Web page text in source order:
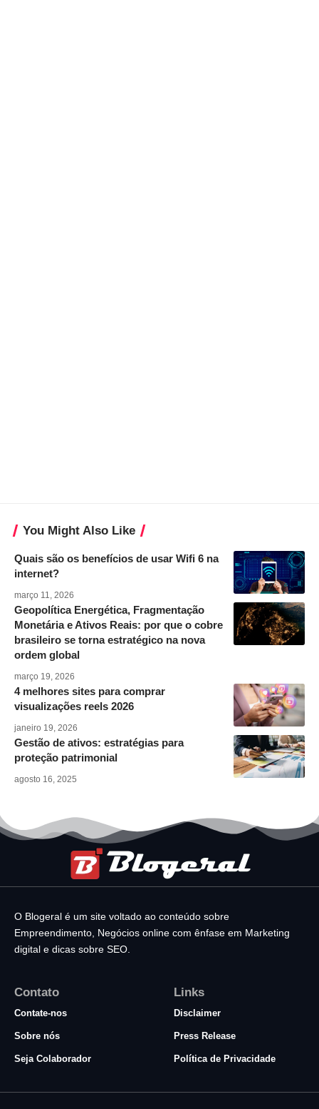
You Might Also Like
Quais são os benefícios de usar Wifi 6 na
internet?
março 11, 2026
Geopolítica Energética, Fragmentação
Monetária e Ativos Reais: por que o cobre
brasileiro se torna estratégico na nova
ordem global
março 19, 2026
4 melhores sites para comprar
visualizações reels 2026
janeiro 19, 2026
Gestão de ativos: estratégias para
proteção patrimonial
agosto 16, 2025
O Blogeral é um site voltado ao conteúdo sobre
Empreendimento, Negócios online com ênfase em Marketing
digital e dicas sobre SEO.
Contato
Contate-nos
Sobre nós
Seja Colaborador
Links
Disclaimer
Press Release
Política de Privacidade